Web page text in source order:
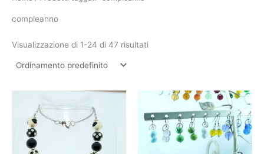
compleanno
Visualizzazione di 1-24 di 47 risultati